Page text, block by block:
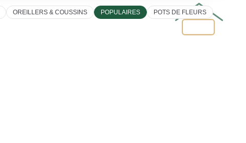
OREILLERS & COUSSINS POPULAIRES
POTS DE FLEURS